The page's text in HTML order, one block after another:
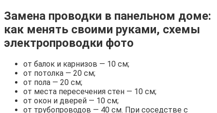
Замена проводки в панельном доме:
как менять своими руками, схемы
электропроводки фото
от балок и карнизов — 10 см;
от потолка — 20 см;
от пола — 20 см;
от места пересечения стен — 10 см;
от окон и дверей — 10 см;
от трубопроводов — 40 см. При соседстве с